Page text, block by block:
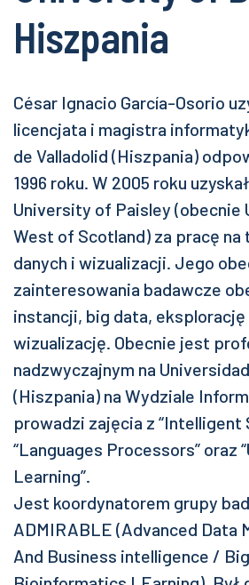
Hiszpania
César Ignacio García-Osorio
licencjata i magistra
de Valladolid (Hiszpania)
1996 roku. W 2005 roku
University of Paisley (obecnie
West of Scotland) za pracę
danych i wizualizacji. Jego
zainteresowania badawcze
instancji, big data, eksplorację
wizualizację. Obecnie jest
nadzwyczajnym na
(Hiszpania) na Wydziale
prowadzi zajęcia z “Intelligent
“Languages Processors” oraz
Learning”.
Jest koordynatorem grupy
ADMIRABLE (Advanced Data
And Business intelligence /